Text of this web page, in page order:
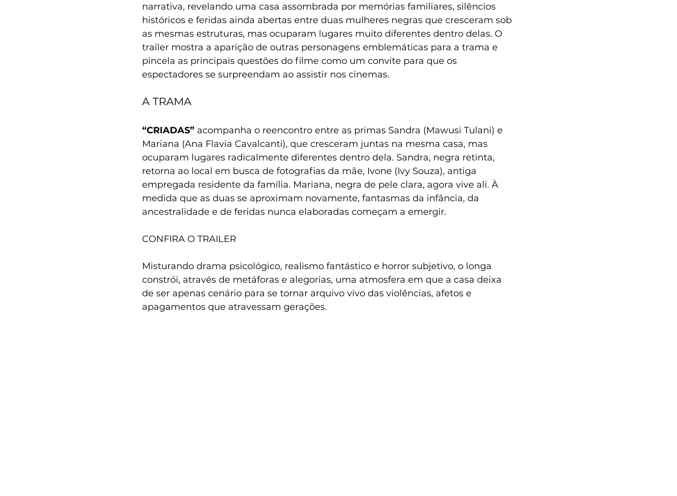
narrativa, revelando uma casa assombrada por memórias familiares, silêncios
históricos e feridas ainda abertas entre duas mulheres negras que cresceram sob
as mesmas estruturas, mas ocuparam lugares muito diferentes dentro delas. O
trailer mostra a aparição de outras personagens emblemáticas para a trama e
pincela as principais questões do filme como um convite para que os
espectadores se surpreendam ao assistir nos cinemas.
A TRAMA
“CRIADAS” acompanha o reencontro entre as primas Sandra (Mawusi Tulani) e
Mariana (Ana Flavia Cavalcanti), que cresceram juntas na mesma casa, mas
ocuparam lugares radicalmente diferentes dentro dela. Sandra, negra retinta,
retorna ao local em busca de fotografias da mãe, Ivone (Ivy Souza), antiga
empregada residente da família. Mariana, negra de pele clara, agora vive ali. À
medida que as duas se aproximam novamente, fantasmas da infância, da
ancestralidade e de feridas nunca elaboradas começam a emergir.
CONFIRA O TRAILER
Misturando drama psicológico, realismo fantástico e horror subjetivo, o longa
constrói, através de metáforas e alegorias, uma atmosfera em que a casa deixa
de ser apenas cenário para se tornar arquivo vivo das violências, afetos e
apagamentos que atravessam gerações.